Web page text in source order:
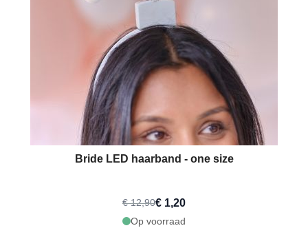
Bride LED haarband - one size
€ 12,90€ 1,20
Op voorraad